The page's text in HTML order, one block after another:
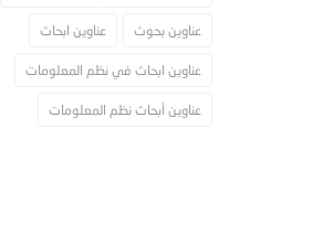
عناوين بحوث عناوين ابحاث
عناوين ابحاث في نظم المعلومات
عناوين أبحاث نظم المعلومات